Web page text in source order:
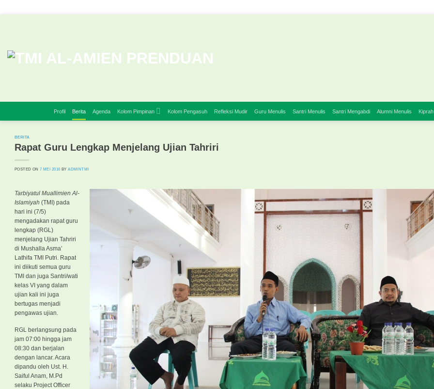
Profil Berita Agenda Kolom Pimpinan Kolom Pengasuh Refleksi Mudir Guru Menulis Santri Menulis Santri Mengabdi Alumni Menulis
BERITA
Rapat Guru Lengkap Menjelang Ujian Tahriri
POSTED ON7 MEI 2016 BYADMINTMI
Tarbiyatul Muallimien Al-
Islamiyah (TMI) pada
hari ini (7/5)
mengadakan rapat guru
lengkap (RGL)
menjelang Ujian Tahriri
di Mushalla Asma’
Lathifa TMI Putri. Rapat
ini diikuti semua guru
TMI dan juga Santri/wati
kelas VI yang dalam
ujian kali ini juga
bertugas menjadi
pengawas ujian.
RGL berlangsung pada
jam 07:00 hingga jam
08:30 dan berjalan
dengan lancar. Acara
dipandu oleh Ust. H.
Saiful Anam, M.Pd
selaku Project Officer